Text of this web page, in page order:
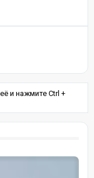
и нажмите Ctrl +